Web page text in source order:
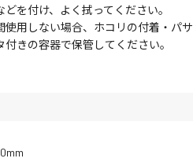
を付け、よく拭ってください。
用しない場合、ホコリの付着・パサ
きの容器で保管してください。